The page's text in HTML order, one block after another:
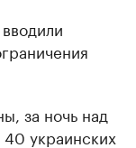
за ночь над
украинских